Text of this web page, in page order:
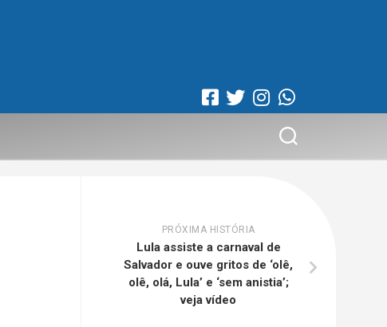
PRÓXIMA HISTÓRIA
Lula assiste a carnaval de
Salvador e ouve gritos de ‘olê,
olê, olá, Lula’ e ‘sem anistia’;
veja vídeo